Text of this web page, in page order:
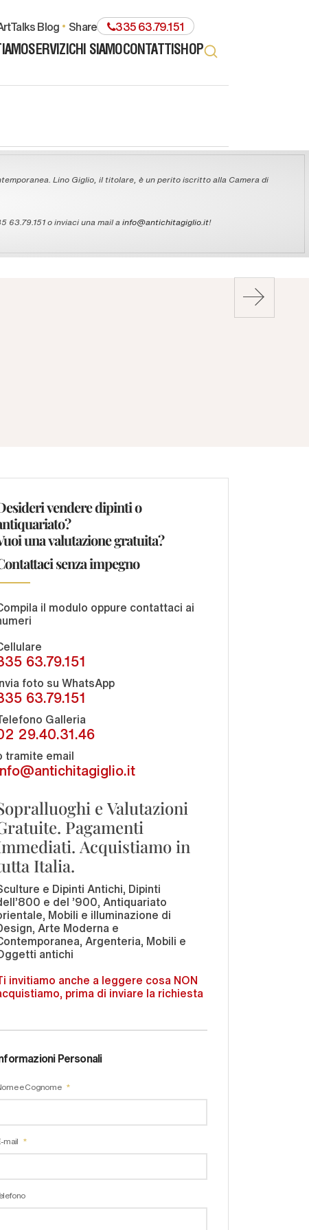
Blog share 335 63.79.151
SERVIZICHI SIAMOCONTATTISHOP
Lino Giglio, il titolare, è un perito iscritto alla Camera di
o inviaci una mail a info@antichitagiglio.it!
vendere dipinti o
una valutazione gratuita?
senza impegno
il modulo oppure contattaci ai
63.79.151
foto su WhatsApp
63.79.151
Galleria
29.40.31.46
tramite email
e Valutazioni
Pagamenti
Acquistiamo in
Italia.
e Dipinti Antichi, Dipinti
e del '900, Antiquariato
Mobili e illuminazione di
Arte Moderna e
Argenteria, Mobili e
antichi
invitiamo anche a leggere cosa NON
prima di inviare la richiesta
Personali
e Cognome
mail